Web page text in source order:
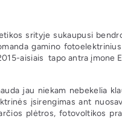
srityje sukaupusi
gamino
aisiais tapo antra įmone
jau niekam nebekelia
įsirengimas ant
plėtros, fotovoltikos